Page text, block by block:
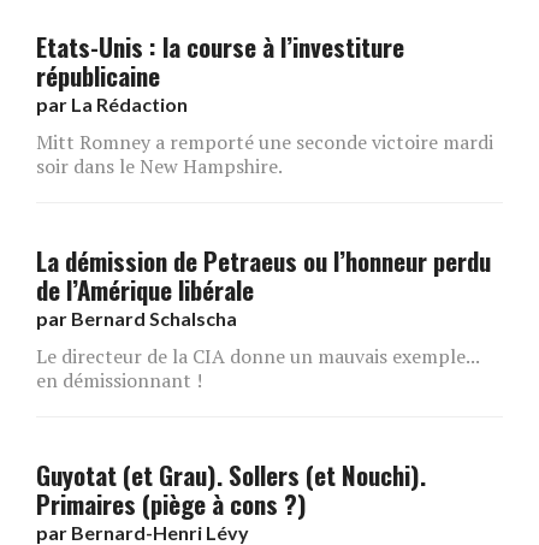
Etats-Unis : la course à l’investiture
républicaine
par La Rédaction
Mitt Romney a remporté une seconde victoire mardi
soir dans le New Hampshire.
La démission de Petraeus ou l’honneur perdu
de l’Amérique libérale
par Bernard Schalscha
Le directeur de la CIA donne un mauvais exemple...
en démissionnant !
Guyotat (et Grau). Sollers (et Nouchi).
Primaires (piège à cons ?)
par Bernard-Henri Lévy